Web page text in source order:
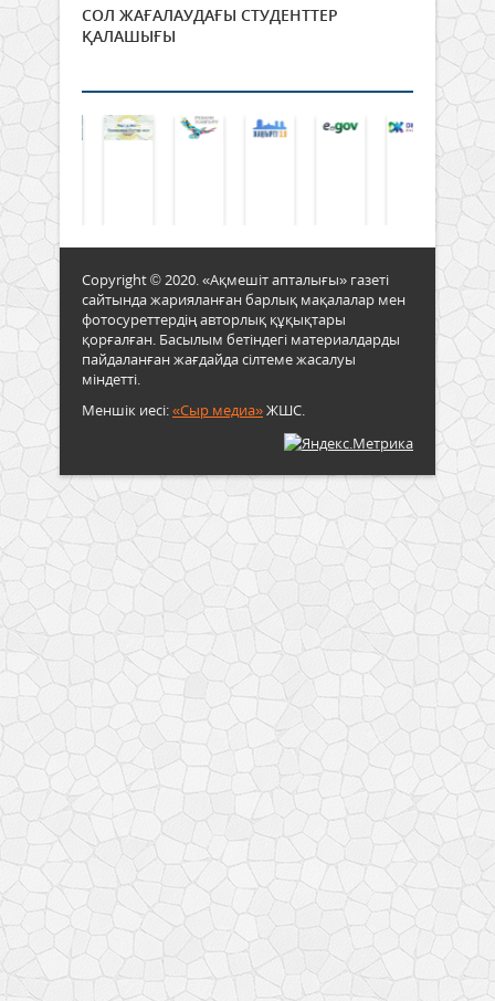
СОЛ ЖАҒАЛАУДАҒЫ СТУДЕНТТЕР
ҚАЛАШЫҒЫ
Copyright © 2020. «Ақмешіт апталығы» газеті
сайтында жарияланған барлық мақалалар мен
фотосуреттердің авторлық құқықтары
қорғалған. Басылым бетіндегі материалдарды
пайдаланған жағдайда сілтеме жасалуы
міндетті.
Меншік иесі:«Сыр медиа»ЖШС.